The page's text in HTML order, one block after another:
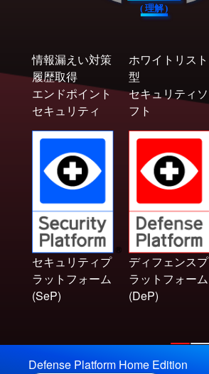
( 理解)
情報漏えい対策
履歴取得
エンドポイント
セキュリティ
セキュリティプ
ラットフォーム
(SeP)
ホワイトリスト
型
セキュリティソ
フト
ディフェンスプ
ラットフォーム
(DeP)
Defense Platform Home Edition